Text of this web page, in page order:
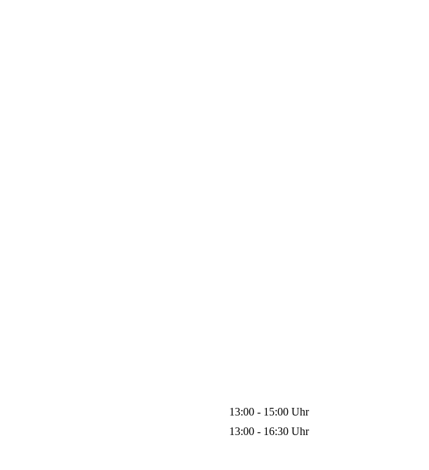
13:00 - 15:00 Uhr
13:00 - 16:30 Uhr